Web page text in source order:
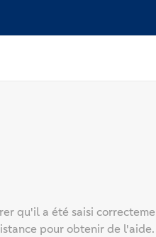
qu'il a été saisi
pour obtenir de l'aide.